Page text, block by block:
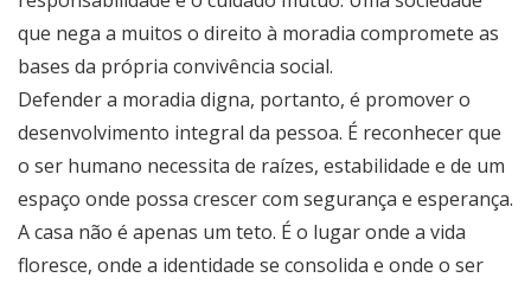
que nega a muitos o direito à moradia compromete as
bases da própria convivência social.
Defender a moradia digna, portanto, é promover o
desenvolvimento integral da pessoa. É reconhecer que
o ser humano necessita de raízes, estabilidade e de um
espaço onde possa crescer com segurança e esperança.
A casa não é apenas um teto. É o lugar onde a vida
floresce, onde a identidade se consolida e onde o ser